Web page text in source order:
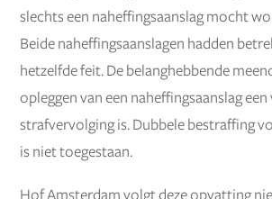
slechts een naheffingsaanslag mocht
Beide naheffingsaanslagen hadden
hetzelfde feit. De belanghebbende
opleggen van een naheffingsaanslag
strafvervolging is. Dubbele bestraffing
is niet toegestaan.
Hof Amsterdam volgt deze opvatting